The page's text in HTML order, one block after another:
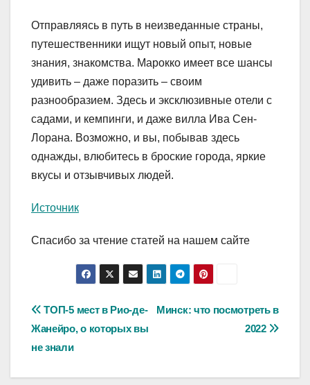
Отправляясь в путь в неизведанные страны,
путешественники ищут новый опыт, новые
знания, знакомства. Марокко имеет все шансы
удивить – даже поразить – своим
разнообразием. Здесь и эксклюзивные отели с
садами, и кемпинги, и даже вилла Ива Сен-
Лорана. Возможно, и вы, побывав здесь
однажды, влюбитесь в броские города, яркие
вкусы и отзывчивых людей.
Источник
Спасибо за чтение статей на нашем сайте
Навигация
по
записям
Минск: что посмотреть в
2022
ТОП-5 мест в Рио-де-
Жанейро, о которых вы
не знали